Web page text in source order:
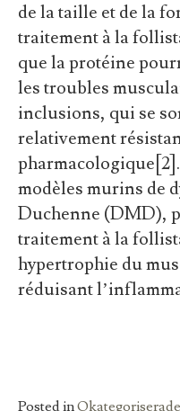
de la taille et de la
traitement à la
que la protéine
les troubles
inclusions, qui se
relativement
modèles murins de
Duchenne (DMD),
traitement à la
hypertrophie du
réduisant
Posted inOkategoriserade